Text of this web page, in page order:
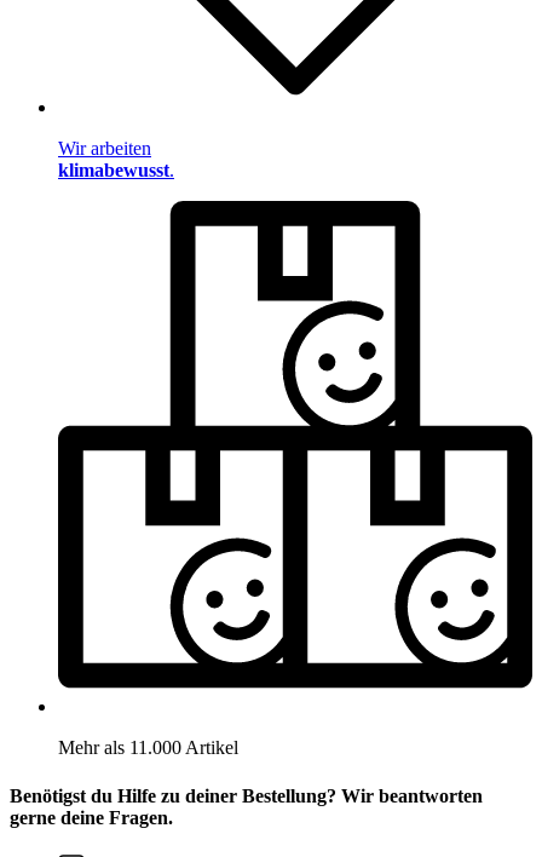
Wir arbeiten
klimabewusst.
Mehr als 11.000 Artikel
Benötigst du Hilfe zu deiner Bestellung? Wir beantworten
gerne deine Fragen.